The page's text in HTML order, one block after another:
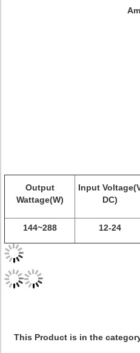
Output
Wattage(W)
Input
DC)
144~288 12-24
This Product is in the